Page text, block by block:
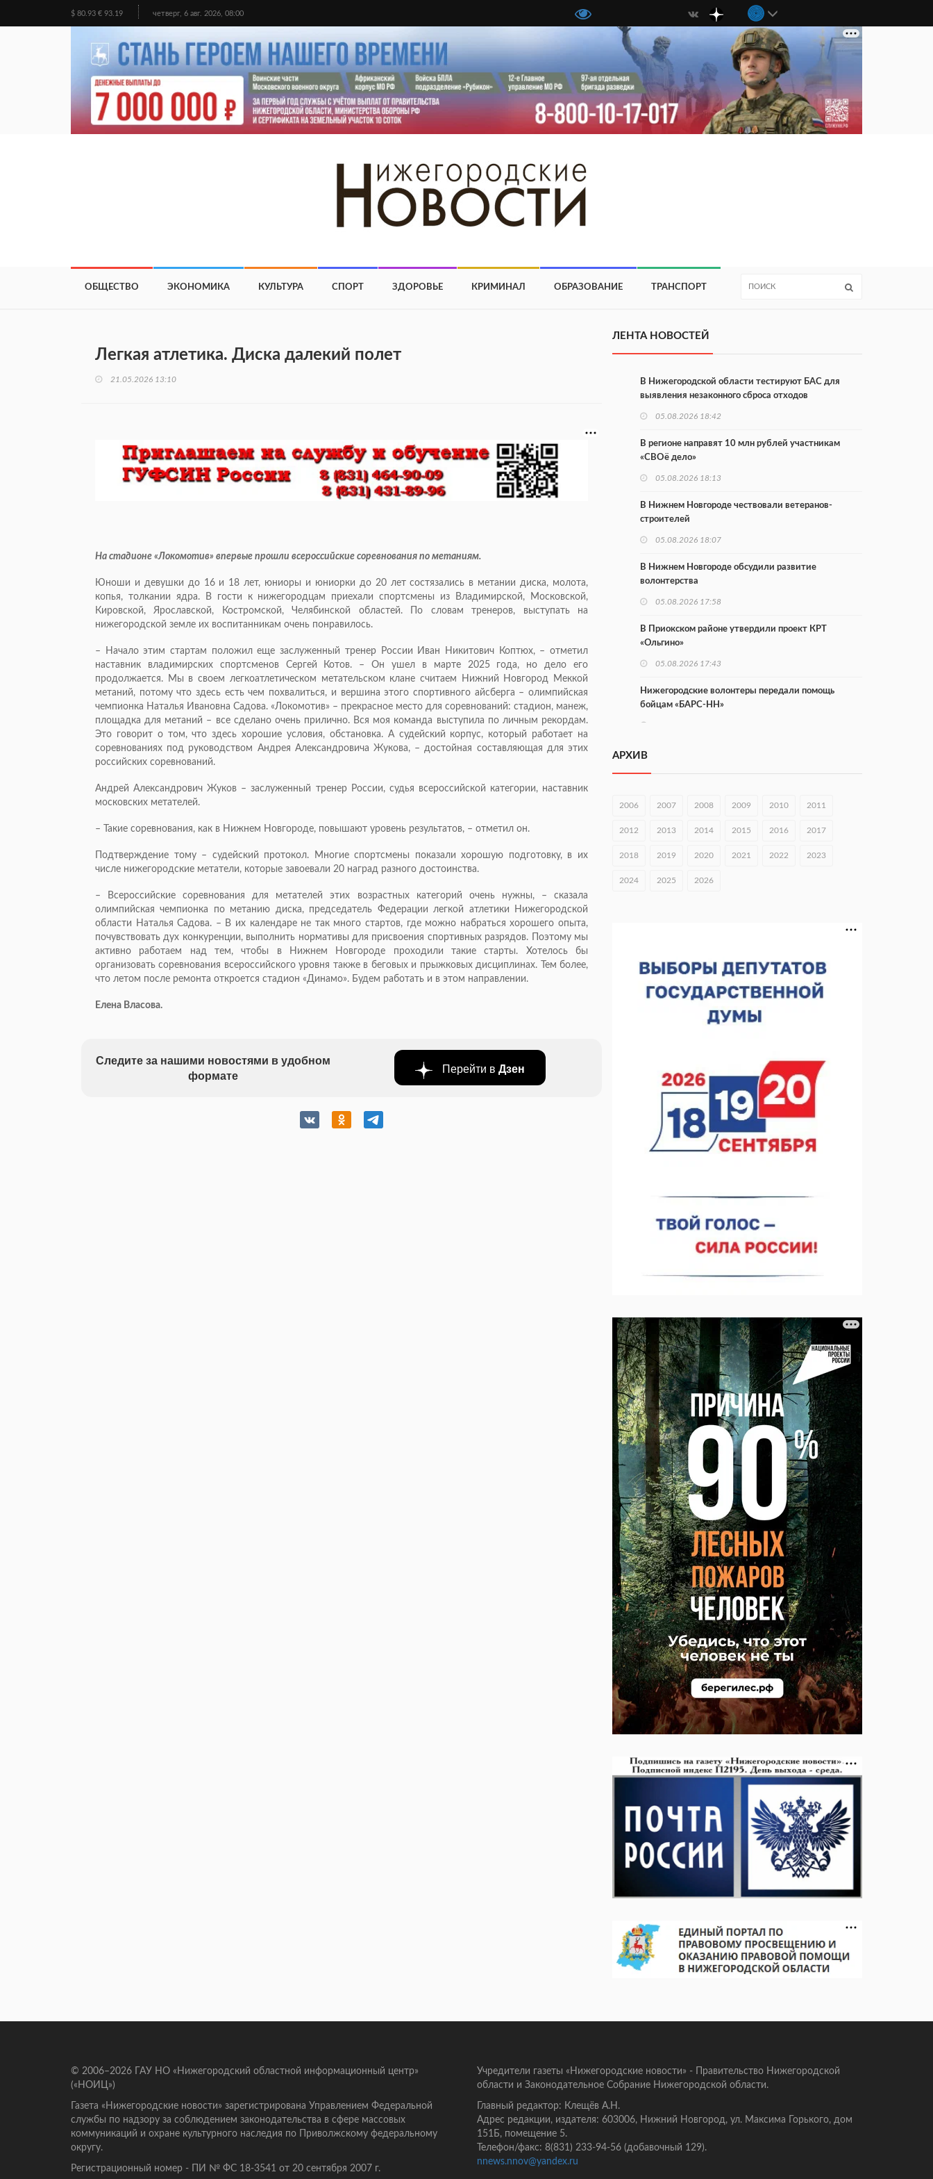
$ 80.93 € 93.19 четверг, 6 авг. 2026, 08:00
ОБЩЕСТВО ЭКОНОМИКА КУЛЬТУРА СПОРТ ЗДОРОВЬЕ КРИМИНАЛ ОБРАЗОВАНИЕ ТРАНСПОРТ
Легкая атлетика. Диска далекий полет
21.05.2026 13:10
На стадионе «Локомотив» впервые прошли всероссийские соревнования по метаниям.
Юноши и девушки до 16 и 18 лет, юниоры и юниорки до 20 лет состязались в метании диска, молота,
копья, толкании ядра. В гости к нижегородцам приехали спорт­смены из Владимирской, Мос­ковской,
Кировской, Ярославской, Костромской, Челябинской областей. По словам тренеров, выступать на
нижегородской земле их воспитанникам очень понравилось.
– Начало этим стартам положил еще заслуженный тренер России Иван Никитович Коптюх, – отметил
наставник владимирских спортсменов Сергей Котов. – Он ушел в марте 2025 года, но дело его
продолжается. Мы в своем легкоатлетическом метательском клане считаем Ниж­ний Новгород Меккой
метаний, потому что здесь есть чем похвалиться, и вершина этого спортивного айсберга – олимпийская
чемпионка Наталья Ивановна Садова. «Локомотив» – прекрасное место для соревнований: стадион, манеж,
площадка для метаний – все сделано очень прилично. Вся моя команда выступила по личным рекордам.
Это говорит о том, что здесь хорошие условия, обстановка. А судейский корпус, который работает на
соревнованиях под руководством Андрея Александровича Жукова, – достойная составляющая для этих
российских соревнований.
Андрей Александрович Жуков – заслуженный тренер России, судья всероссийской категории, наставник
московских метателей.
– Такие соревнования, как в Нижнем Новгороде, повышают уровень результатов, – отметил он.
Подтверждение тому – судейский протокол. Многие спортсмены показали хорошую подготовку, в их
числе нижегородские метатели, которые завоевали 20 наград разного достоинства.
– Всероссийские соревнования для метателей этих возрастных категорий очень нужны, – сказала
олимпийская чемпионка по метанию диска, председатель Федерации легкой атлетики Нижегородской
области Наталья Садова. – В их календаре не так много стартов, где можно набраться хорошего опыта,
почувствовать дух конкуренции, выполнить нормативы для присвоения спортивных разрядов. Поэтому мы
активно работаем над тем, чтобы в Нижнем Новгороде проходили такие старты. Хотелось бы
организовать соревнования всероссийского уровня также в беговых и прыжковых дисциплинах. Тем более,
что летом после ремонта откроется стадион «Динамо». Будем работать и в этом направлении.
Елена Власова.
Следите за нашими новостями в удобном
формате
Перейти в Дзен
ЛЕНТА НОВОСТЕЙ
В Нижегородской области тестируют БАС для
выявления незаконного сброса отходов
05.08.2026 18:42
В регионе направят 10 млн рублей участникам
«СВОё дело»
05.08.2026 18:13
В Нижнем Новгороде чествовали ветеранов-
строителей
05.08.2026 18:07
В Нижнем Новгороде обсудили развитие
волонтерства
05.08.2026 17:58
В Приокском районе утвердили проект КРТ
«Ольгино»
05.08.2026 17:43
Нижегородские волонтеры передали помощь
бойцам «БАРС-НН»
Центр «Долголетие по-нижегородски» проведет 50
правительстве региона
16 нижегородцев победили в конкурсе «Большая
05.08.2026 15:23
В Нижнем Новгороде подвели итоги отбора на
фестиваль «Музыка балконов»
05.08.2026 14:04
05.08.2026 12:31
В «Заповедных кварталах» отметят 120-летие
усадьбы Гусевых
05.08.2026 11:28
АРХИВ
2006 2007 2008 2009 2010 2011
2012 2013 2014 2015 2016 2017
2018 2019 2020 2021 2022 2023
2024 2025 2026
© 2006–2026 ГАУ НО «Нижегородский областной информационный центр»
(«НОИЦ»)
Газета «Нижегородские новости» зарегистрирована Управлением Федеральной
службы по надзору за соблюдением законодательства в сфере массовых
коммуникаций и охране культурного наследия по Приволжскому федеральному
округу.
Регистрационный номер - ПИ № ФС 18-3541 от 20 сентября 2007 г.
Учредители газеты «Нижегородские новости» - Правительство Нижегородской
области и Законодательное Собрание Нижегородской области.
Главный редактор: Клещёв А.Н.
Адрес редакции, издателя: 603006, Нижний Новгород, ул. Максима Горького, дом
151Б, помещение 5.
Телефон/факс: 8(831) 233-94-56 (добавочный 129).
nnews.nnov@yandex.ru